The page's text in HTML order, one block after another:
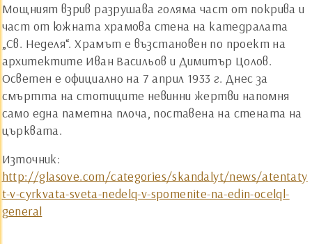
Мощният взрив разрушава голяма част от покрива и
част от южната храмова стена на катедралата
„Св. Неделя“. Храмът е възстановен по проект на
архитектите Иван Васильов и Димитър Цолов.
Осветен е официално на 7 април 1933 г. Днес за
смъртта на стотиците невинни жертви напомня
само една паметна плоча, поставена на стената на
църквата.
Източник:
http://glasove.com/categories/skandalyt/news/atentaty
t-v-cyrkvata-sveta-nedelq-v-spomenite-na-edin-ocelql-
general